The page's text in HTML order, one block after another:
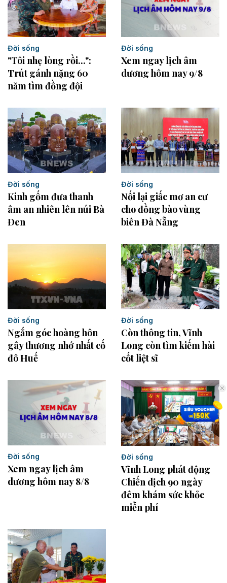
Đời sống
"Tôi nhẹ lòng rồi...":
Trút gánh nặng 60
năm tìm đồng đội
Đời sống
Xem ngay lịch âm
dương hôm nay 9/8
Đời sống
Kinh gốm đưa thanh
âm an nhiên lên núi Bà
Đen
Đời sống
Nối lại giấc mơ an cư
cho đồng bào vùng
biên Đà Nẵng
Đời sống
Ngắm góc hoàng hôn
gây thương nhớ nhất cố
đô Huế
Đời sống
Còn thông tin, Vĩnh
Long còn tìm kiếm hài
cốt liệt sĩ
Đời sống
Xem ngay lịch âm
dương hôm nay 8/8
Đời sống
Vĩnh Long phát động
Chiến dịch 90 ngày
đêm khám sức khỏe
miễn phí